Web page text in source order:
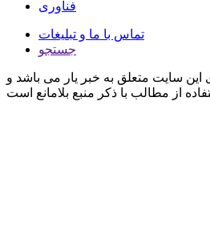
فناوری
تماس با ما و تبلیغات
جستجو
سایت متعلق به خبر یار می باشد و